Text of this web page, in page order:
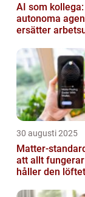
AI som
autonoma
ersätter
30 augusti 2025
Matter-
att allt
håller den